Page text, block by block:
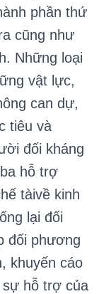
phần thứ
cũng như
Những loại
vật lực,
can dự,
tiêu và
đối kháng
hỗ trợ
tàivề kinh
lại đối
đối phương
khuyến cáo
sự hỗ trợ của